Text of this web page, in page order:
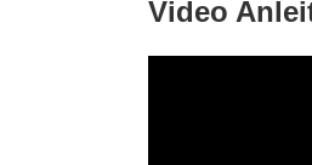
Video